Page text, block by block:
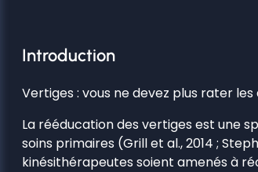
Introduction
Vertiges : vous ne devez plus rater
La rééducation des vertiges est une
soins primaires (Grill et al., 2014 ;
kinésithérapeutes soient amenés à